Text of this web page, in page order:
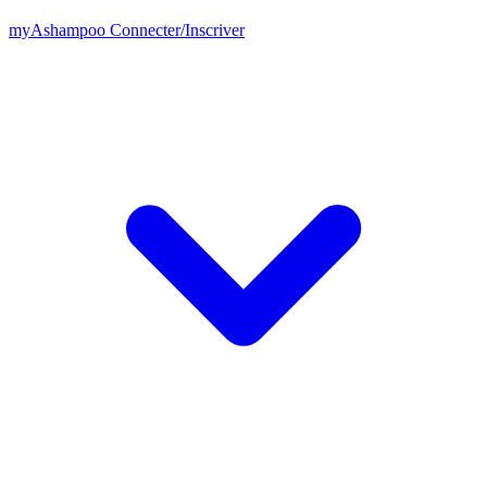
myAshampoo Connecter/Inscriver